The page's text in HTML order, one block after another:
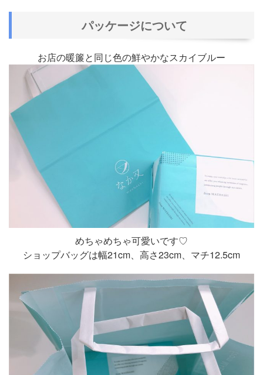
パッケージについて
お店の暖簾と同じ色の鮮やかなスカイブルー
めちゃめちゃ可愛いです♡
ショップバッグは幅21cm、高さ23cm、マチ12.5cm